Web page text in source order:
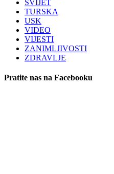
SVIJET
TURSKA
USK
VIDEO
VIJESTI
ZANIMLJIVOSTI
ZDRAVLJE
Pratite nas na Facebooku